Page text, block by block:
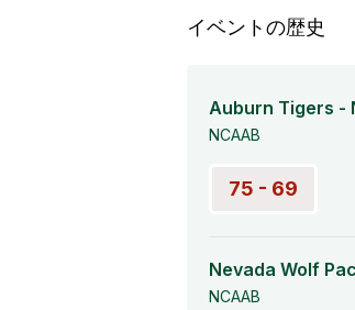
イベントの歴史
Auburn Tigers -
NCAAB
75 - 69
Nevada Wolf
NCAAB